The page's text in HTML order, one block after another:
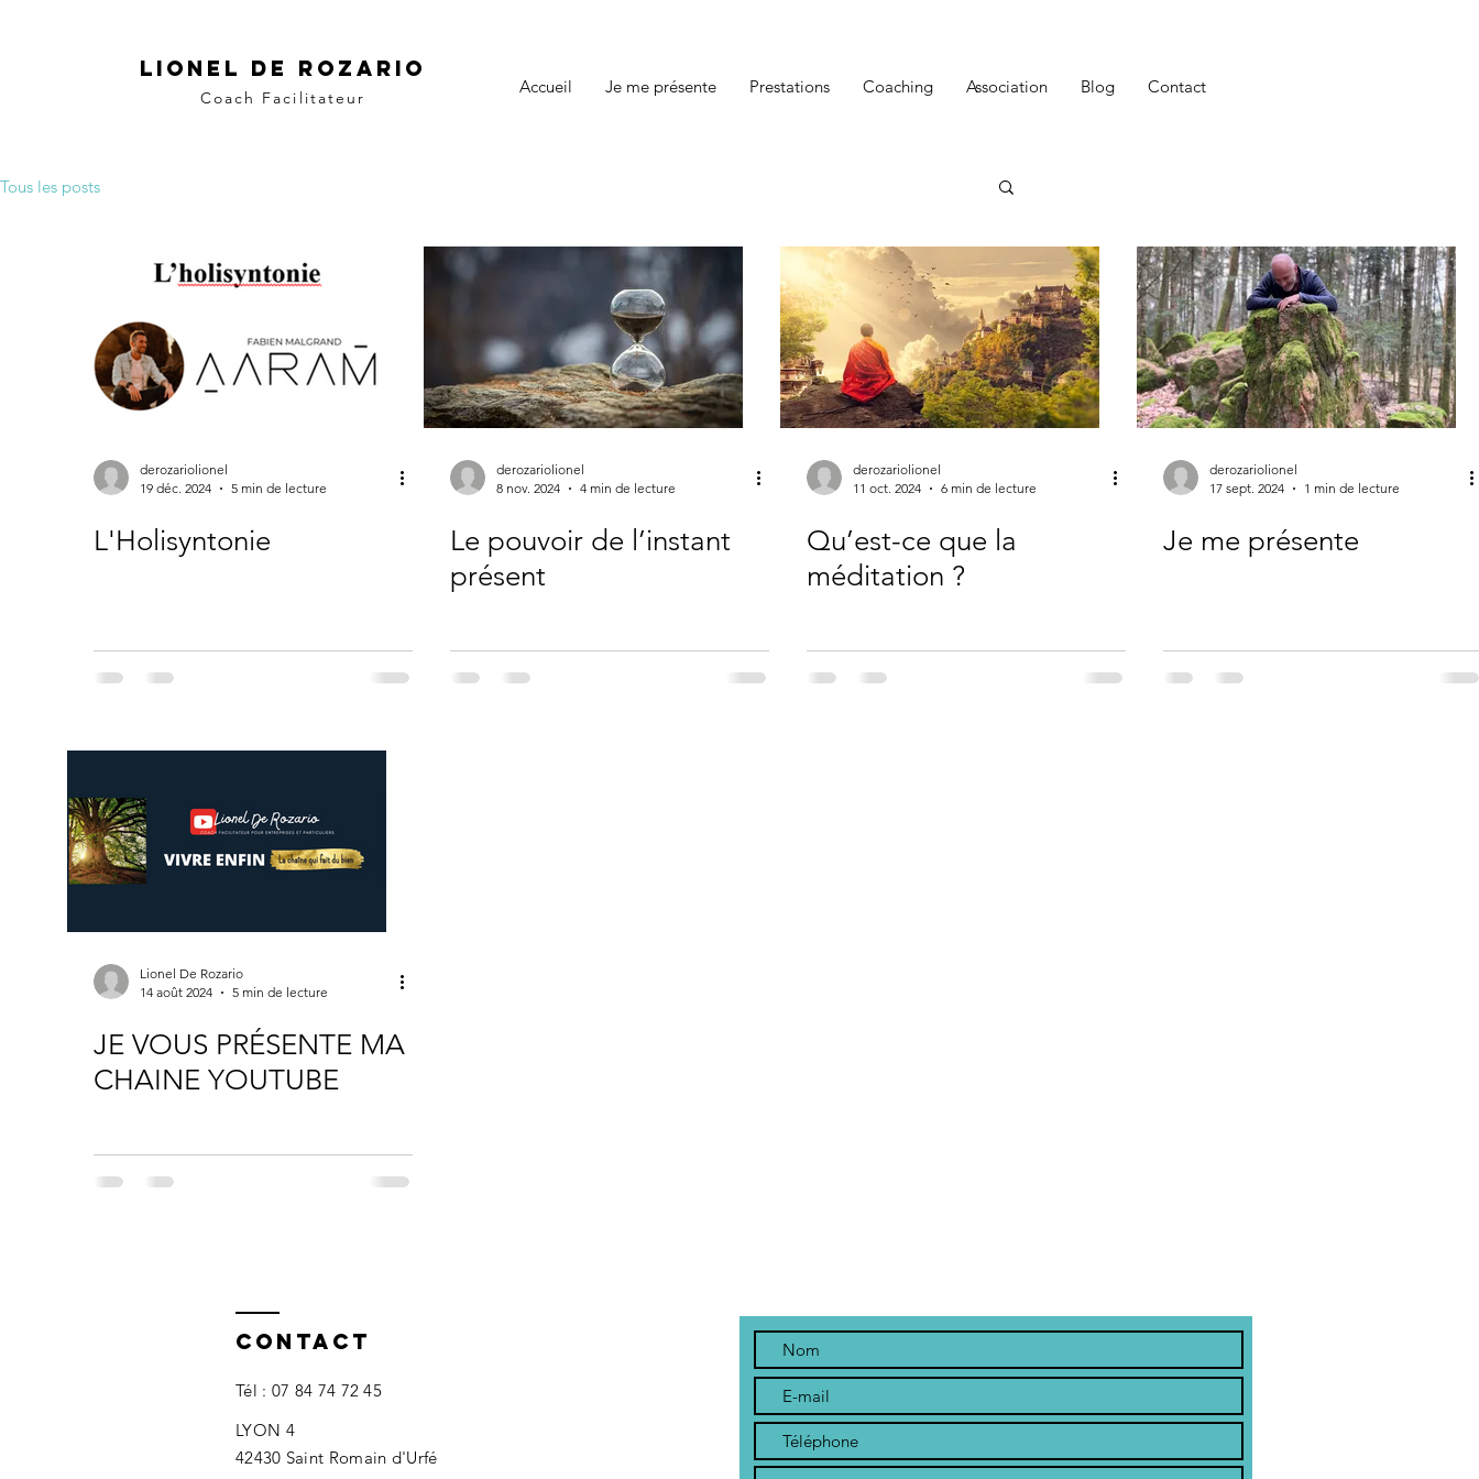
LIONEL DE ROZARIO
Coach Facilitateur
Accueil Je me présente Prestations Coaching Association Blog Contact
Tous les posts
derozariolionel
19 déc. 2024
5 min de lecture
L'Holisyntonie
derozariolionel
8 nov. 2024
4 min de lecture
Le pouvoir de l’instant
présent
derozariolionel
11 oct. 2024
6 min de lecture
Qu’est-ce que la
méditation ?
derozariolionel
17 sept. 2024
1 min de lecture
Je me présente
Lionel De Rozario
14 août 2024
5 min de lecture
JE VOUS PRÉSENTE MA
CHAINE YOUTUBE
Contact
Tél : 07 84 74 72 45
LYON 4
42430 Saint Romain d'Urfé​​